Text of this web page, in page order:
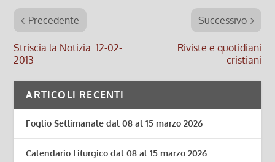
Precedente
Striscia la Notizia: 12-02-
2013
Successivo
Riviste e quotidiani
cristiani
ARTICOLI RECENTI
Foglio Settimanale dal 08 al 15 marzo 2026
Calendario Liturgico dal 08 al 15 marzo 2026